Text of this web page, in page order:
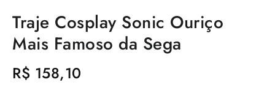
Traje Cosplay Sonic Ouriço
Mais Famoso da Sega
R$ 158,10